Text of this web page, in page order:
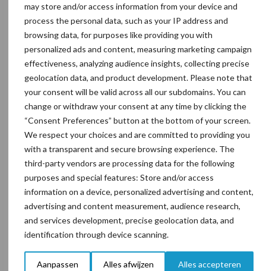
may store and/or access information from your device and
process the personal data, such as your IP address and
browsing data, for purposes like providing you with
personalized ads and content, measuring marketing campaign
effectiveness, analyzing audience insights, collecting precise
geolocation data, and product development. Please note that
your consent will be valid across all our subdomains. You can
change or withdraw your consent at any time by clicking the
“Consent Preferences” button at the bottom of your screen.
We respect your choices and are committed to providing you
with a transparent and secure browsing experience. The
third-party vendors are processing data for the following
purposes and special features: Store and/or access
information on a device, personalized advertising and content,
advertising and content measurement, audience research,
and services development, precise geolocation data, and
identification through device scanning.
Aanpassen Alles afwijzen Alles accepteren
#sneeuwpret
#sneeuwval🌨
pic.twitter.com/1SuuuxsZTz
— Geertjan Kloosterboer (@Geertjan_Oxe)February 7,
2021
Als papa mee naar buiten gaat…..#sneeuwpret
#happyfarmlife
#snowmageddon
— Heleen Lansink-Marissen (@HeleenLansink)February
7, 2021
Het #boerenerf #sneeuw
vrij maken … geen probleem
volgens zoonlief#sneeuwpret
pic.twitter.com/6TGewPilY0